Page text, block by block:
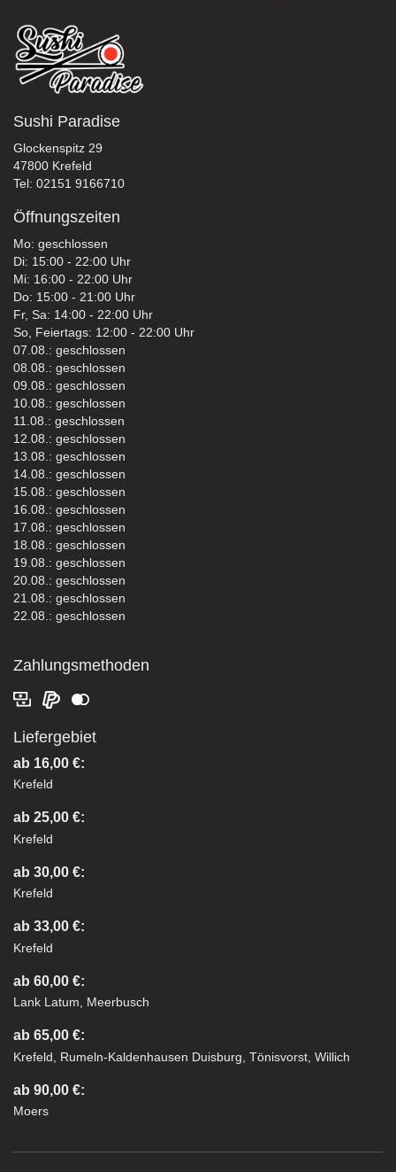
Sushi Paradise
Glockenspitz 29
47800 Krefeld
Tel: 02151 9166710
Öffnungszeiten
Mo: geschlossen
Di: 15:00 - 22:00 Uhr
Mi: 16:00 - 22:00 Uhr
Do: 15:00 - 21:00 Uhr
Fr, Sa: 14:00 - 22:00 Uhr
So, Feiertags: 12:00 - 22:00 Uhr
07.08.: geschlossen
08.08.: geschlossen
09.08.: geschlossen
10.08.: geschlossen
11.08.: geschlossen
12.08.: geschlossen
13.08.: geschlossen
14.08.: geschlossen
15.08.: geschlossen
16.08.: geschlossen
17.08.: geschlossen
18.08.: geschlossen
19.08.: geschlossen
20.08.: geschlossen
21.08.: geschlossen
22.08.: geschlossen
Zahlungsmethoden
Liefergebiet
ab 16,00 €:
Krefeld
ab 25,00 €:
Krefeld
ab 30,00 €:
Krefeld
ab 33,00 €:
Krefeld
ab 60,00 €:
Lank Latum, Meerbusch
ab 65,00 €:
Krefeld, Rumeln-Kaldenhausen Duisburg, Tönisvorst, Willich
ab 90,00 €:
Moers